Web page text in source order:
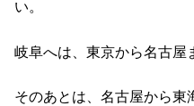
い。
岐阜へは、東京から名古屋
そのあとは、名古屋から東